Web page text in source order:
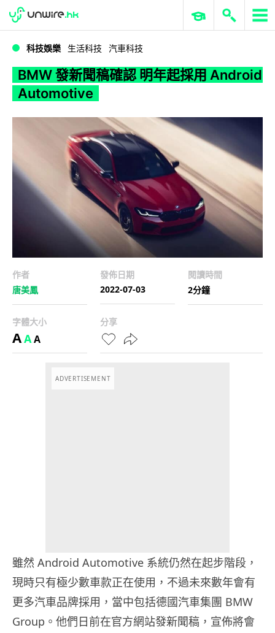
WWDC 2026 ERP 與商業 AI
科技娛樂 生活科技 汽車科技
BMW 發新聞稿確認 明年起採用 Android
Automotive
作者
唐美鳳
發佈日期
2022-07-03
閱讀時間
2分鐘
字體大小
AAA
分享
ADVERTISEMENT
雖然 Android Automotive 系統仍然在起步階段，
現時只有極少數車款正在使用，不過未來數年會有
更多汽車品牌採用，當中包括德國汽車集團 BMW
Group。他們日前在官方網站發新聞稿，宣佈將會